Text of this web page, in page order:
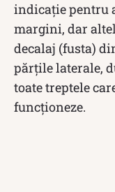
indicație pentru
margini, dar
decalaj (fusta)
părțile laterale,
toate treptele
funcționeze.